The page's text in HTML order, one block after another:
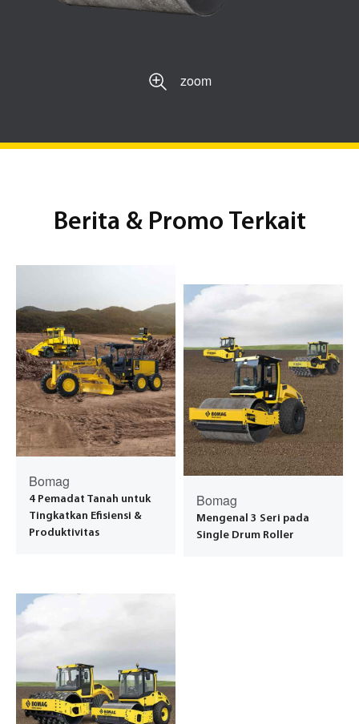
zoom
Berita & Promo Terkait
Bomag
4 Pemadat Tanah untuk
Tingkatkan Efisiensi &
Produktivitas
Bomag
Mengenal 3 Seri pada
Single Drum Roller